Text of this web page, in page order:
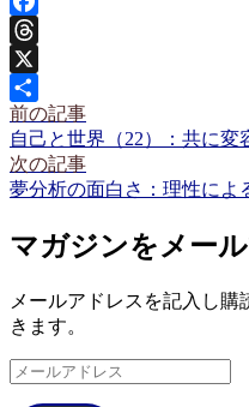
Facebook
Threads
X
共
有
投
稿
ナ
ビ
ー
ョ
前の記事
前
の
記
自己と世界（22）：共に変
次の記事
次
記
事:
夢分析の面白さ：理性によ
マガジンをメー
メールアドレスを記入し
きます。
メ